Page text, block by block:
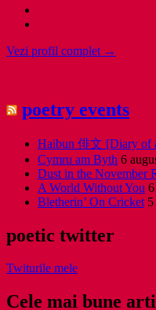
Vezi profil complet →
poetry events
Haibun 俳文 [Diary of
Cymru am Byth 6
Dust in the November
A World Without You
Bletherin’ On Cricket
poetic twitter
Twiturile mele
Cele mai bune